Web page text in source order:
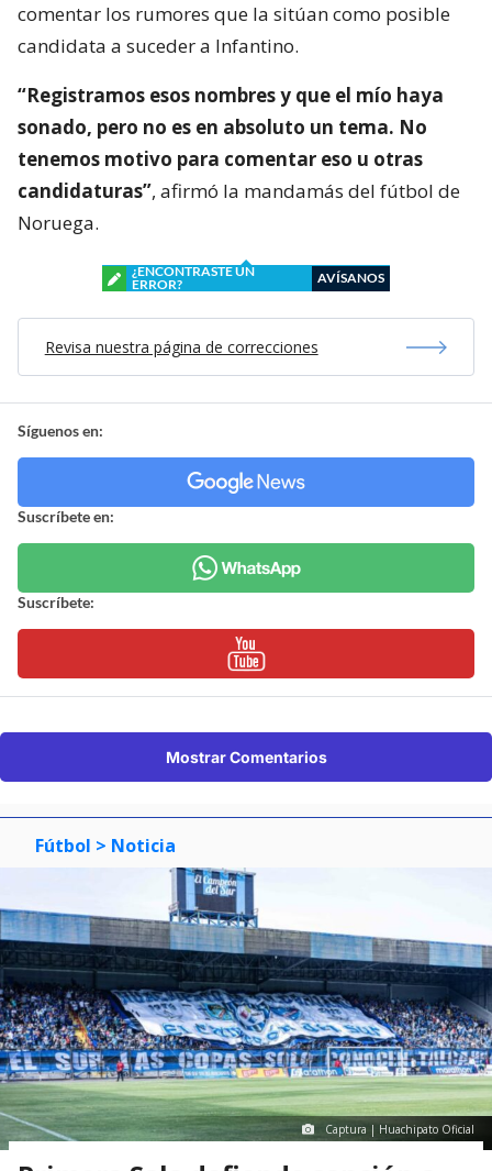
comentar los rumores que la sitúan como posible
candidata a suceder a Infantino.
“Registramos esos nombres y que el mío haya
sonado, pero no es en absoluto un tema. No
tenemos motivo para comentar eso u otras
candidaturas”, afirmó la mandamás del fútbol de
Noruega.
¿ENCONTRASTE UN
ERROR?
AVÍSANOS
Revisa nuestra página de correcciones
Síguenos en:
Suscríbete en:
Suscríbete:
Mostrar Comentarios
Fútbol > Noticia
Captura | Huachipato Oficial